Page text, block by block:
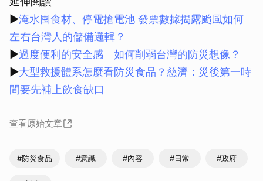
▶淹水囤食材、停電搶電池 發票數據揭露颱風如何
左右台灣人的儲備邏輯？
▶過度便利的安全感 如何削弱台灣的防災想像？
▶大型救援體系怎麼看防災食品？慈濟：災後第一時
間要先補上飲食缺口
查看原始文章
#防災食品 #意識 #內容 #日常 #政府